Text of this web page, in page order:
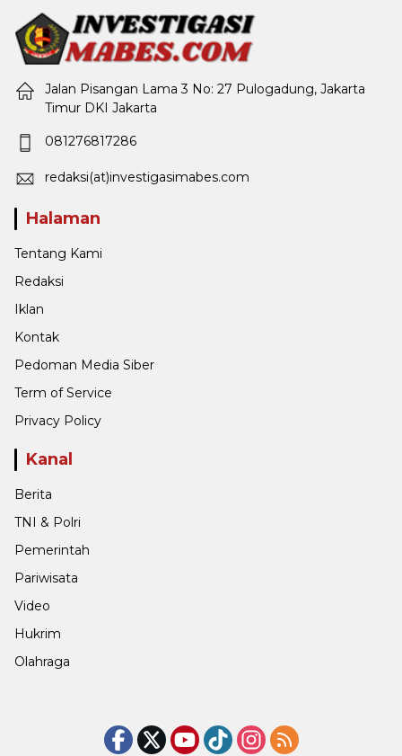
Jalan Pisangan Lama 3 No: 27 Pulogadung, Jakarta
Timur DKI Jakarta
081276817286
redaksi(at)investigasimabes.com
Halaman
Tentang Kami
Redaksi
Iklan
Kontak
Pedoman Media Siber
Term of Service
Privacy Policy
Kanal
Berita
TNI & Polri
Pemerintah
Pariwisata
Video
Hukrim
Olahraga